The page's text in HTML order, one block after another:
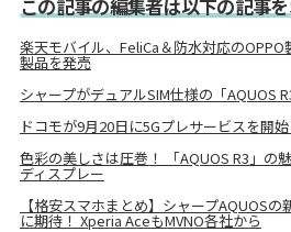
この記事の編集者は以下の記事
楽天モバイル、FeliCa＆防水対応のOPPO
製品を発売
シャープがデュアルSIM仕様の「AQUOS
ドコモが9月20日に5Gプレサービスを開
色彩の美しさは圧巻！ 「AQUOS R3」の
ディスプレー
【格安スマホまとめ】シャープAQUOS
に期待！ Xperia AceもMVNO各社から